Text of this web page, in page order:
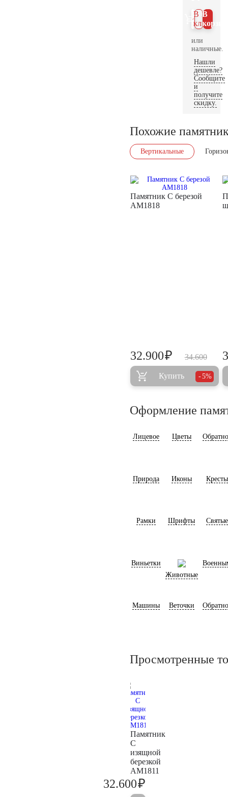
В
В 1
клик
или
наличные.
Нашли
дешевле?
Сообщите
и
получите
скидку.
Похожие
Вертикальные
Памятник С березой
AM1818
34.600
32.900₽
Купить 5%
Оформление
Лицевое Цветы
Природа Иконы Кресты
Рамки Шрифты Святые
Виньетки
Животные
Машины Веточки
Просмотренные
Памятник
С
изящной
березкой
AM1811
32.600₽